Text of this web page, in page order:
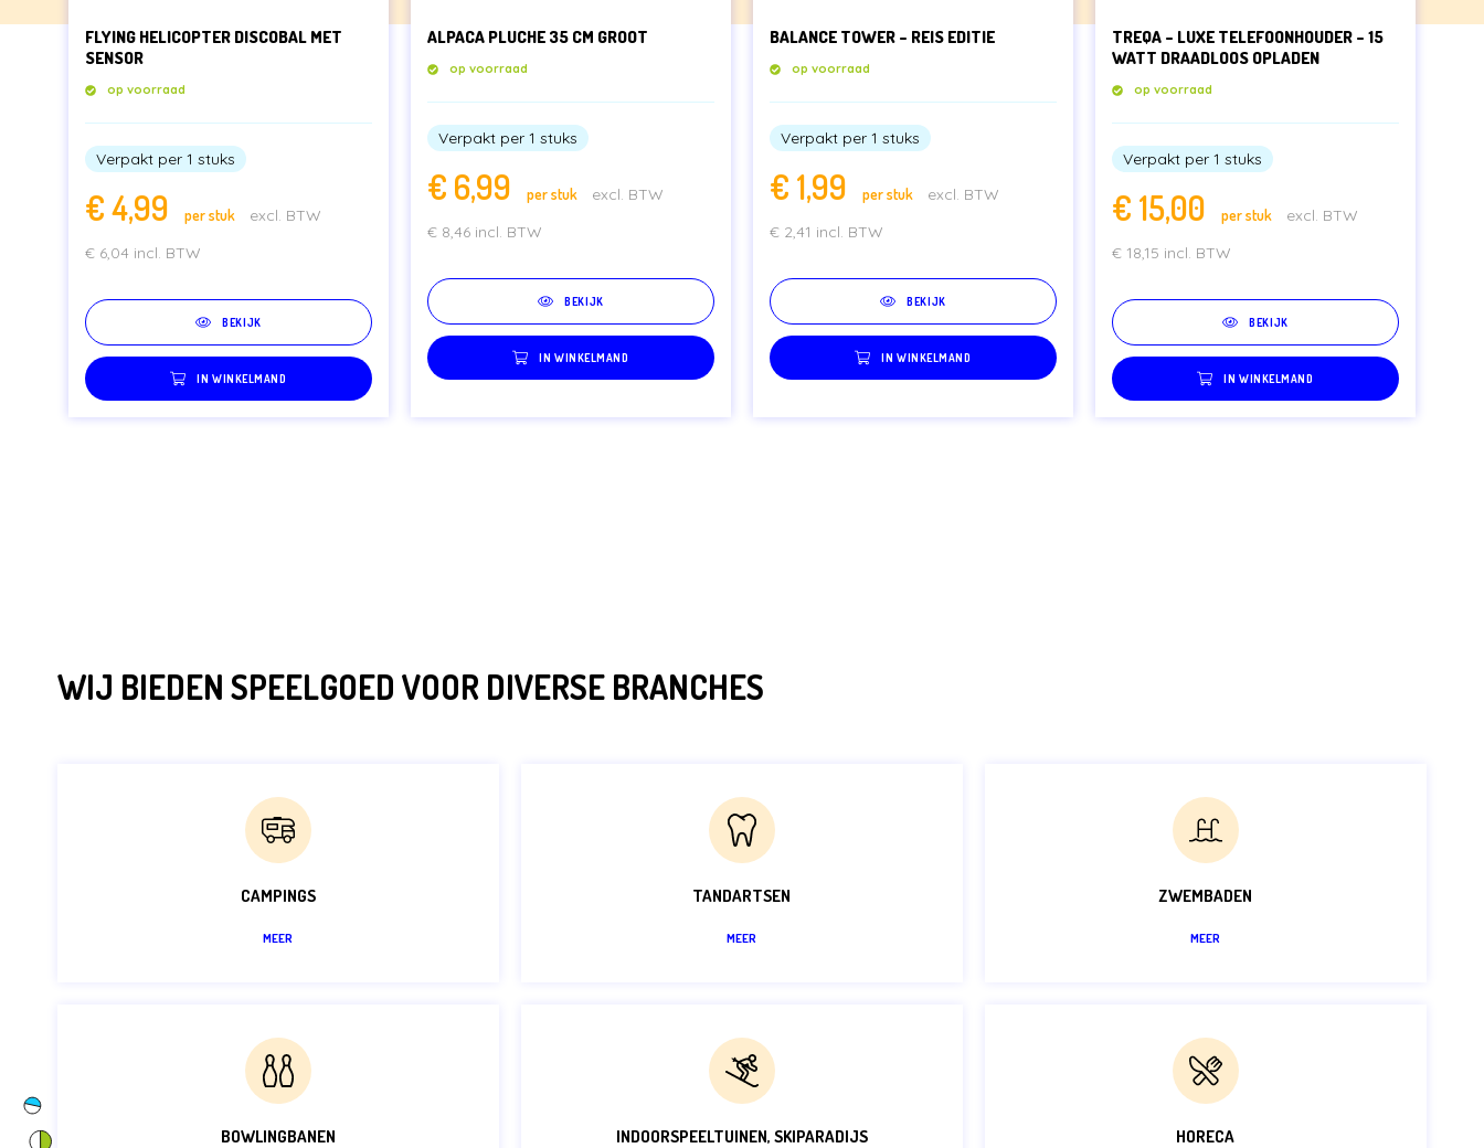
FLYING HELICOPTER DISCOBAL MET
SENSOR
op voorraad
Verpakt per 1 stuks
€4,99 per stuk
excl. BTW
€ 6,04 incl. BTW
BEKIJK
IN WINKELMAND
ALPACA PLUCHE 35 CM GROOT
op voorraad
Verpakt per 1 stuks
€ 6,99 per stuk
excl. BTW
€ 8,46 incl. BTW
BEKIJK
IN WINKELMAND
BALANCE TOWER – REIS EDITIE
op voorraad
Verpakt per 1 stuks
€ 1,99 per stuk
excl. BTW
€ 2,41 incl. BTW
BEKIJK
IN WINKELMAND
TREQA – LUXE TELEFOONHOUDER – 15
WATT DRAADLOOS OPLADEN
op voorraad
Verpakt per 1 stuks
€ 15,00 per stuk
excl. BTW
€ 18,15 incl. BTW
BEKIJK
IN WINKELMAND
WIJ BIEDEN SPEELGOED VOOR DIVERSE BRANCHES
CAMPINGS
MEER
TANDARTSEN
MEER
ZWEMBADEN
MEER
BOWLINGBANEN INDOORSPEELTUINEN, SKIPARADIJS HORECA